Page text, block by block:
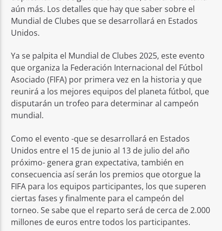
aún más. Los detalles que hay que saber sobre el
Mundial de Clubes que se desarrollará en Estados
Unidos.
Ya se palpita el Mundial de Clubes 2025, este evento
que organiza la Federación Internacional del Fútbol
Asociado (FIFA) por primera vez en la historia y que
reunirá a los mejores equipos del planeta fútbol, que
disputarán un trofeo para determinar al campeón
mundial.
Como el evento -que se desarrollará en Estados
Unidos entre el 15 de junio al 13 de julio del año
próximo- genera gran expectativa, también en
consecuencia así serán los premios que otorgue la
FIFA para los equipos participantes, los que superen
ciertas fases y finalmente para el campeón del
torneo. Se sabe que el reparto será de cerca de 2.000
millones de euros entre todos los participantes.